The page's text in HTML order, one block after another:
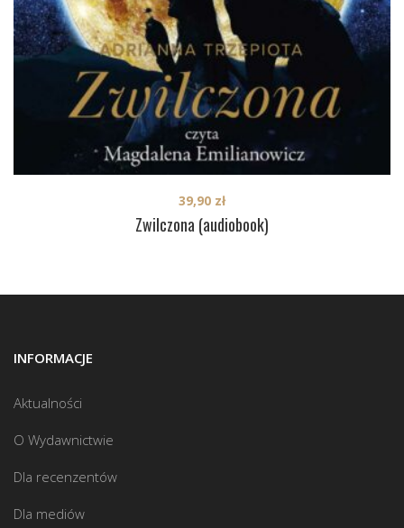
Zwilczona (audiobook)
39,90 zł
INFORMACJE
Aktualności
O Wydawnictwie
Dla recenzentów
Dla mediów